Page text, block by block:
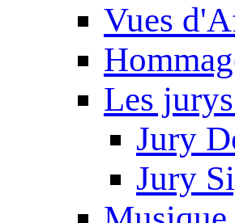
Vues
Les
Jury
Jury